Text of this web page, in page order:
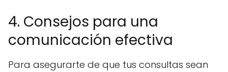
4. Consejos para una
comunicación efectiva
Para asegurarte de que tus consultas sean